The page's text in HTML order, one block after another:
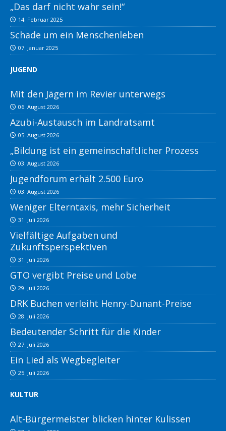
„Das darf nicht wahr sein!“
14. Februar 2025
Schade um ein Menschenleben
07. Januar 2025
JUGEND
Mit den Jägern im Revier unterwegs
06. August 2026
Azubi-Austausch im Landratsamt
05. August 2026
„Bildung ist ein gemeinschaftlicher Prozess
03. August 2026
Jugendforum erhält 2.500 Euro
03. August 2026
Weniger Elterntaxis, mehr Sicherheit
31. Juli 2026
Vielfältige Aufgaben und
Zukunftsperspektiven
31. Juli 2026
GTO vergibt Preise und Lobe
29. Juli 2026
DRK Buchen verleiht Henry-Dunant-Preise
28. Juli 2026
Bedeutender Schritt für die Kinder
27. Juli 2026
Ein Lied als Wegbegleiter
25. Juli 2026
KULTUR
Alt-Bürgermeister blicken hinter Kulissen